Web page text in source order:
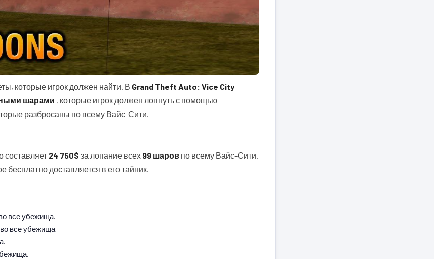
которые игрок должен найти. В Grand Theft Auto: Vice City
шарами , которые игрок должен лопнуть с помощью
разбросаны по всему Вайс-Сити.
составляет 24 750$ за лопание всех 99 шаров по всему Вайс-Сити.
бесплатно доставляется в его тайник.
все убежища.
все убежища.